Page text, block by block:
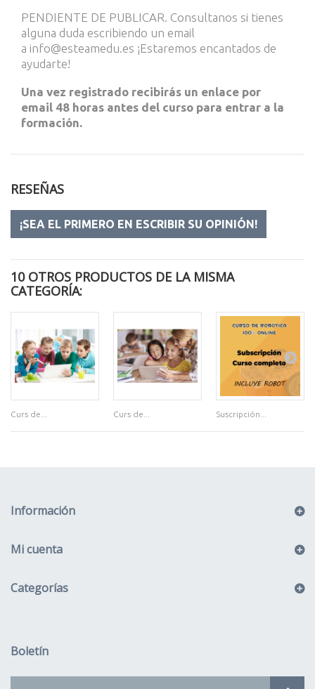
PENDIENTE DE PUBLICAR. Consultanos si tienes
alguna duda escribiendo un email
a info@esteamedu.es ¡Estaremos encantados de
ayudarte!
Una vez registrado recibirás un enlace por
email 48 horas antes del curso para entrar a la
formación.
RESEÑAS
¡SEA EL PRIMERO EN ESCRIBIR SU OPINIÓN!
10 OTROS PRODUCTOS DE LA MISMA
CATEGORÍA:
Curs de... Curs de... Suscripción...
Información
Mi cuenta
Categorías
Boletín